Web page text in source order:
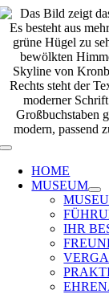
Zum
Inhalt
springen
Toggle
Navigation
HOME
MUSEUM
IHR